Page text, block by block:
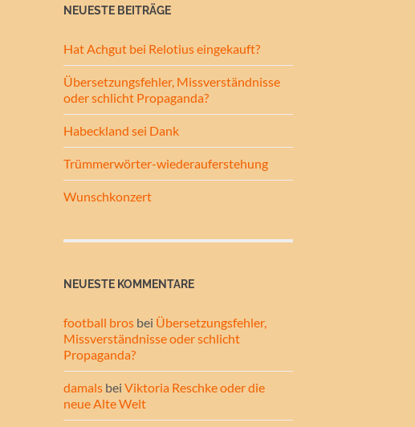
NEUESTE BEITRÄGE
Hat Achgut bei Relotius eingekauft?
Übersetzungsfehler, Missverständnisse
oder schlicht Propaganda?
Habeckland sei Dank
Trümmerwörter-wiederauferstehung
Wunschkonzert
NEUESTE KOMMENTARE
football bros bei Übersetzungsfehler,
Missverständnisse oder schlicht
Propaganda?
damals bei Viktoria Reschke oder die
neue Alte Welt